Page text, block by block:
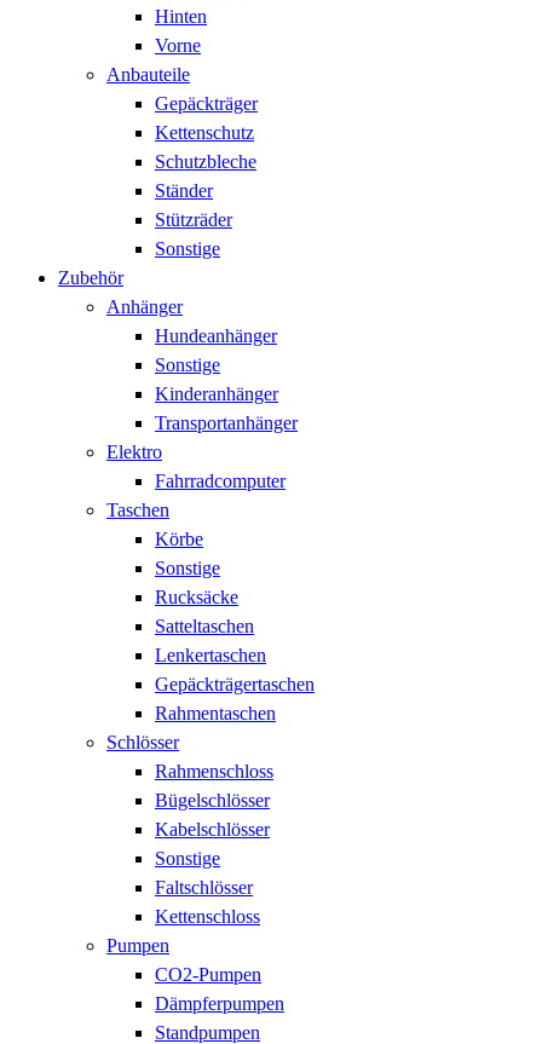
Hinten
Vorne
Anbauteile
Gepäckträger
Kettenschutz
Schutzbleche
Ständer
Stützräder
Sonstige
Zubehör
Anhänger
Hundeanhänger
Sonstige
Kinderanhänger
Transportanhänger
Elektro
Fahrradcomputer
Taschen
Körbe
Sonstige
Rucksäcke
Satteltaschen
Lenkertaschen
Gepäckträgertaschen
Rahmentaschen
Schlösser
Rahmenschloss
Bügelschlösser
Kabelschlösser
Sonstige
Faltschlösser
Kettenschloss
Pumpen
CO2-Pumpen
Dämpferpumpen
Standpumpen